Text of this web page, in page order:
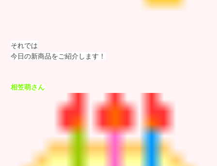
それでは
今日の新商品をご紹介します！
相笠萌さん